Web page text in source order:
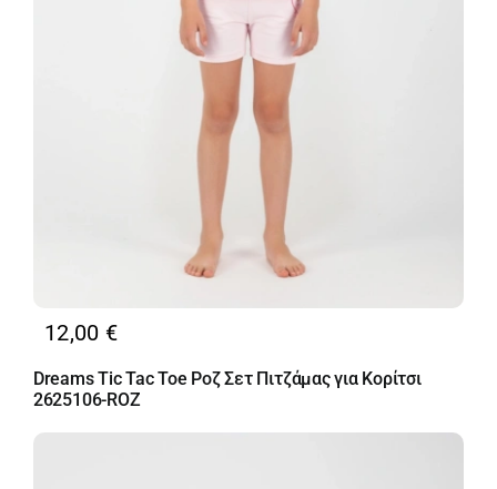
12,00 €
Dreams Tic Tac Toe Ροζ Σετ Πιτζάμας για Κορίτσι
2625106-ROZ